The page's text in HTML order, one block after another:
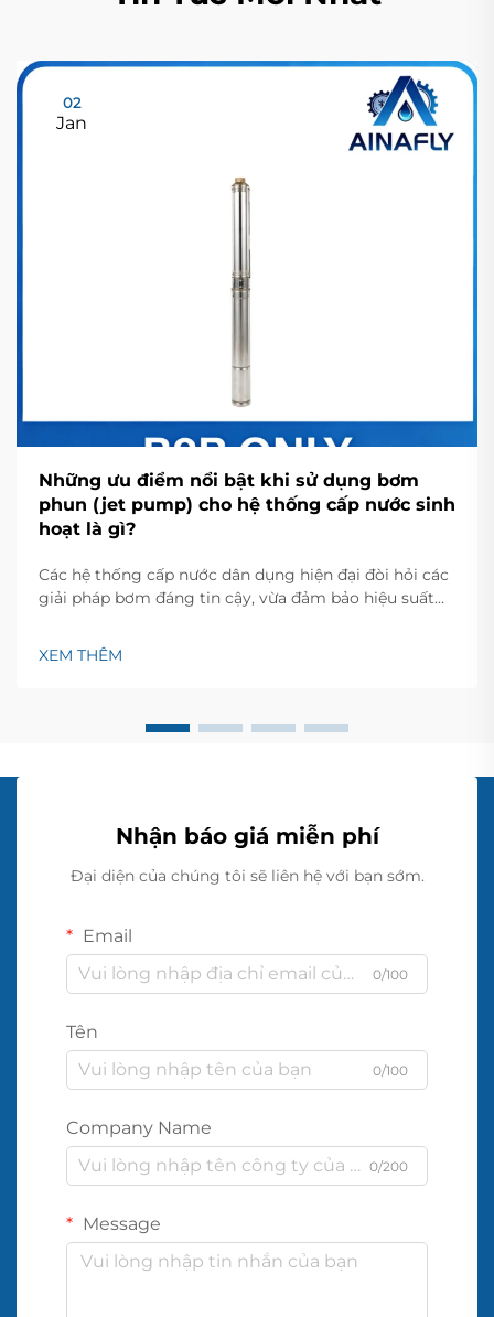
02
Jan
Những ưu điểm nổi bật khi sử dụng bơm
phun (jet pump) cho hệ thống cấp nước sinh
hoạt là gì?
Các hệ thống cấp nước dân dụng hiện đại đòi hỏi các
giải pháp bơm đáng tin cậy, vừa đảm bảo hiệu suất
trong những lựa chọn linh hoạt và đáng tin cậy nhất
hiện có dành cho chủ nhà đang tìm cách thiết lập...
XEM THÊM
Nhận báo giá miễn phí
Đại diện của chúng tôi sẽ liên hệ với bạn sớm.
Email
0/100
Tên
0/100
Company Name
0/200
Message